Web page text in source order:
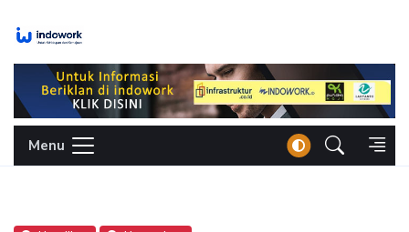
Menu